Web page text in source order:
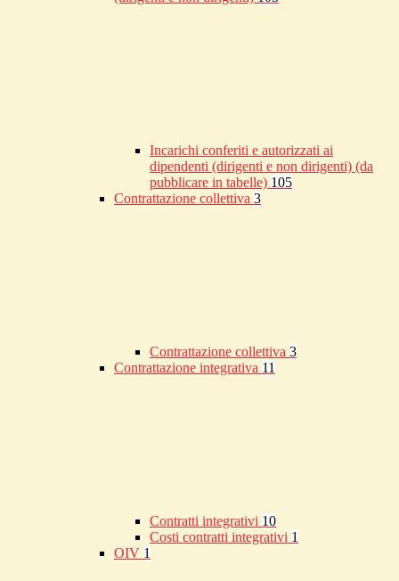
Incarichi conferiti e autorizzati ai
dipendenti (dirigenti e non dirigenti) (da
pubblicare in tabelle) 105
Contrattazione collettiva 3
Contrattazione collettiva 3
Contrattazione integrativa 11
Contratti integrativi 10
Costi contratti integrativi 1
OIV 1